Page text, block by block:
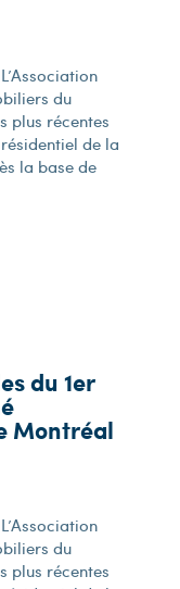
du
plus récentes
de la
la base de
du 1er
Montréal
du
plus récentes